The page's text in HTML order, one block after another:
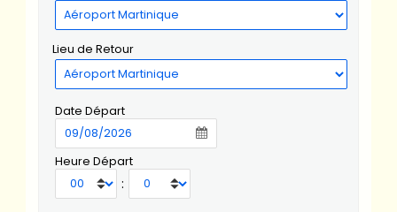
Lieu de Retour
Date Départ
Heure Départ
: